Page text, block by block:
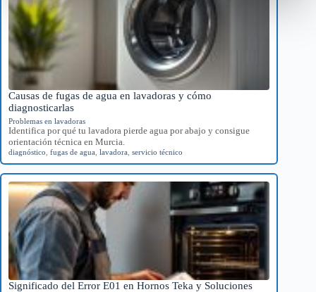
Causas de fugas de agua en lavadoras y cómo
diagnosticarlas
Problemas en lavadoras
Identifica por qué tu lavadora pierde agua por abajo y consigue
orientación técnica en Murcia.
diagnóstico fugas de agua lavadora servicio técnico
Significado del Error E01 en Hornos Teka y Soluciones